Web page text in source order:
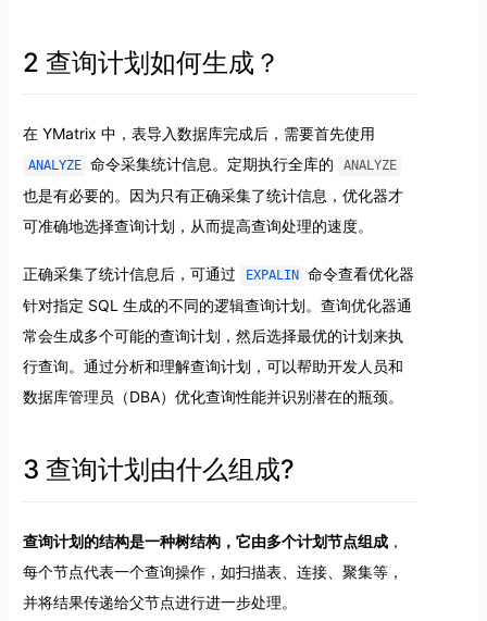
2 查询计划如何生成？
在 YMatrix 中，表导入数据库完成后，需要首先使用
ANALYZE 命令采集统计信息。定期执行全库的 ANALYZE
也是有必要的。因为只有正确采集了统计信息，优化器才
可准确地选择查询计划，从而提高查询处理的速度。
正确采集了统计信息后，可通过 EXPALIN
命令查看优化器
针对指定 SQL 生成的不同的逻辑查询计划。查询优化器通
常会生成多个可能的查询计划，然后选择最优的计划来执
行查询。通过分析和理解查询计划，可以帮助开发人员和
数据库管理员（DBA）优化查询性能并识别潜在的瓶颈。
3 查询计划由什么组成?
查询计划的结构是一种树结构，它由多个计划节点组成，
每个节点代表一个查询操作，如扫描表、连接、聚集等，
并将结果传递给父节点进行进一步处理。